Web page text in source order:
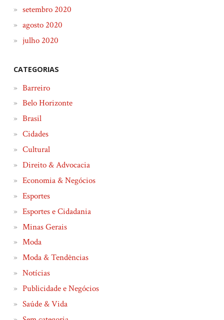
setembro 2020
agosto 2020
julho 2020
CATEGORIAS
Barreiro
Belo Horizonte
Brasil
Cidades
Cultural
Direito & Advocacia
Economia & Negócios
Esportes
Esportes e Cidadania
Minas Gerais
Moda
Moda & Tendências
Notícias
Publicidade e Negócios
Saúde & Vida